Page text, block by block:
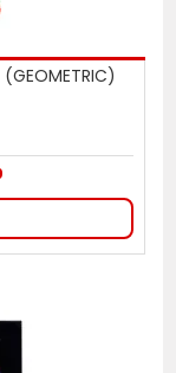
(GEOMETRIC)